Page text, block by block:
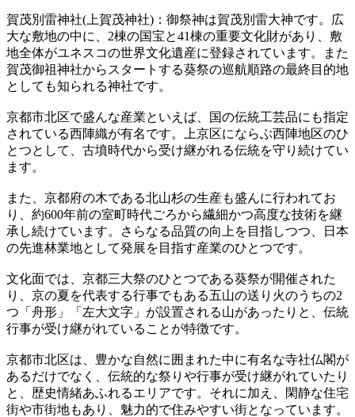
賀茂別雷神社(上賀茂神社)：御祭神は賀茂別雷大神です。広
大な敷地の中に、2棟の国宝と41棟の重要文化財があり、敷
地全体がユネスコの世界文化遺産に登録されています。また
賀茂御祖神社からスタートする葵祭の巡航順路の最終目的地
としても知られる神社です。
京都市北区で盛んな産業といえば、国の伝統工芸品にも指定
されている西陣織が有名です。上京区にならぶ西陣地区のひ
とつとして、古墳時代から受け継がれる伝統を守り続けてい
ます。
また、京都府の木である北山杉の生産も盛んに行われてお
り、約600年前の室町時代ごろから繊細かつ高度な技術を継
承し続けています。さらなる品質の向上を目指しつつ、日本
の先進林業地として発展を目指す産業のひとつです。
文化面では、京都三大祭のひとつである葵祭が開催された
り、京の夏を代表する行事でもある五山の送り火のうちの2
つ「舟形」「左大文字」が設置される山があったりと、伝統
行事が受け継がれていることが特徴です。
京都市北区は、豊かな自然に囲まれた中に有名な寺社仏閣が
あるだけでなく、伝統的な祭りや行事が受け継がれていたり
と、歴史情緒あふれるエリアです。それに加え、閑静な住宅
街や市街地もあり、魅力的で住みやすい街となっています。